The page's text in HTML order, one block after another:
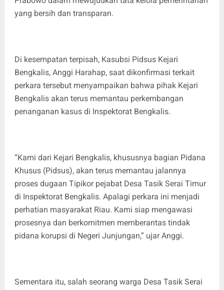
yang bersih dan transparan.
Di kesempatan terpisah, Kasubsi Pidsus Kejari
Bengkalis, Anggi Harahap, saat dikonfirmasi terkait
perkara tersebut menyampaikan bahwa pihak Kejari
Bengkalis akan terus memantau perkembangan
penanganan kasus di Inspektorat Bengkalis.
“Kami dari Kejari Bengkalis, khususnya bagian Pidana
Khusus (Pidsus), akan terus memantau jalannya
proses dugaan Tipikor pejabat Desa Tasik Serai Timur
di Inspektorat Bengkalis. Apalagi perkara ini menjadi
perhatian masyarakat Riau. Kami siap mengawasi
prosesnya dan berkomitmen memberantas tindak
pidana korupsi di Negeri Junjungan,” ujar Anggi.
Sementara itu, salah seorang warga Desa Tasik Serai